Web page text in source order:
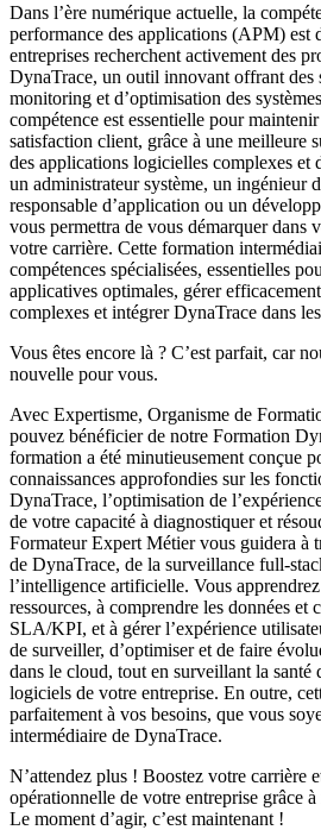
Dans l’ère numérique actuelle, la
performance des applications (APM) est
entreprises recherchent activement des
DynaTrace, un outil innovant offrant des
monitoring et d’optimisation des
compétence est essentielle pour
satisfaction client, grâce à une meilleure
des applications logicielles complexes et
un administrateur système, un ingénieur
responsable d’application ou un
vous permettra de vous démarquer dans
votre carrière. Cette formation
compétences spécialisées, essentielles
applicatives optimales, gérer
complexes et intégrer DynaTrace dans
Vous êtes encore là ? C’est parfait, car
nouvelle pour vous.
Avec Expertisme, Organisme de
pouvez bénéficier de notre Formation
formation a été minutieusement conçue
connaissances approfondies sur les
DynaTrace, l’optimisation de
de votre capacité à diagnostiquer et
Formateur Expert Métier vous guidera à
de DynaTrace, de la surveillance full-
l’intelligence artificielle. Vous
ressources, à comprendre les données et
SLA/KPI, et à gérer l’expérience
de surveiller, d’optimiser et de faire
dans le cloud, tout en surveillant la santé
logiciels de votre entreprise. En outre,
parfaitement à vos besoins, que vous
intermédiaire de DynaTrace.
N’attendez plus ! Boostez votre carrière
opérationnelle de votre entreprise grâce
Le moment d’agir, c’est maintenant !